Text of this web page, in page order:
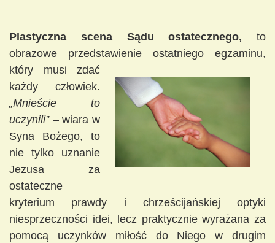
Plastyczna scena Sądu ostatecznego, to
obrazowe przedstawienie ostatniego egzaminu,
który musi zdać
każdy człowiek.
„Mnieście to
uczynili”– wiara w
Syna Bożego, to
nie tylko uznanie
Jezusa za
ostateczne
kryterium prawdy i chrześcijańskiej optyki
niesprzeczności idei, lecz praktycznie wyrażana za
pomocą uczynków miłość do Niego w drugim